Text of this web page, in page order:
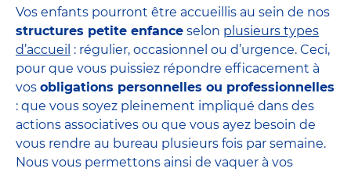
Vos enfants pourront être accueillis au sein de nos
structures petite enfance selon plusieurs types
d’accueil : régulier, occasionnel ou d’urgence. Ceci,
pour que vous puissiez répondre efficacement à
vos obligations personnelles ou professionnelles
: que vous soyez pleinement impliqué dans des
actions associatives ou que vous ayez besoin de
vous rendre au bureau plusieurs fois par semaine.
Nous vous permettons ainsi de vaquer à vos